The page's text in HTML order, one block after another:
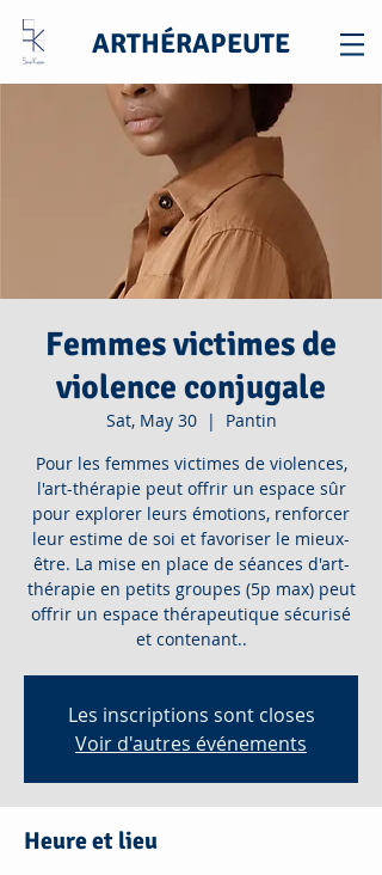
ARTHÉRAPEUTE
Femmes victimes de
violence conjugale
Sat, May 30
  |
Pantin
Pour les femmes victimes de violences,
l'art-thérapie peut offrir un espace sûr
pour explorer leurs émotions, renforcer
leur estime de soi et favoriser le mieux-
être. La mise en place de séances d'art-
thérapie en petits groupes (5p max) peut
offrir un espace thérapeutique sécurisé
et contenant..
Les inscriptions sont closes
Voir d'autres événements
Heure et lieu